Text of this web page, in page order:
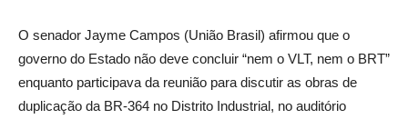
O senador Jayme Campos (União Brasil) afirmou que o
governo do Estado não deve concluir “nem o VLT, nem o BRT”
enquanto participava da reunião para discutir as obras de
duplicação da BR-364 no Distrito Industrial, no auditório